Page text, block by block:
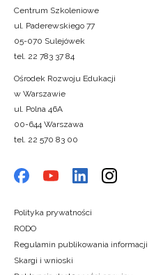
Centrum Szkoleniowe
ul. Paderewskiego 77
05-070 Sulejówek
tel. 22 783 37 84
Ośrodek Rozwoju Edukacji
w Warszawie
ul. Polna 46A
00-644 Warszawa
tel. 22 570 83 00
Polityka prywatności
RODO
Regulamin publikowania informacji
Skargi i wnioski